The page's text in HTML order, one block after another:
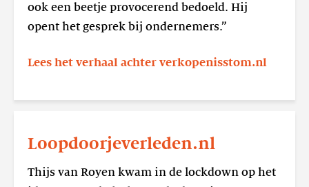
ook een beetje provocerend bedoeld. Hij
opent het gesprek bij ondernemers.”
Lees het verhaal achter verkopenisstom.nl
Loopdoorjeverleden.nl
Thijs van Royen kwam in de lockdown op het